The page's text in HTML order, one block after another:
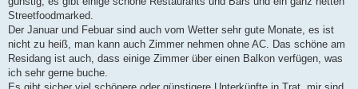
Streetfoodmarked.
Der Januar und Febuar sind auch vom Wetter sehr gute Monate, es ist
nicht zu heiß, man kann auch Zimmer nehmen ohne AC. Das schöne am
Residang ist auch, dass einige Zimmer über einen Balkon verfügen, was
ich sehr gerne buche.